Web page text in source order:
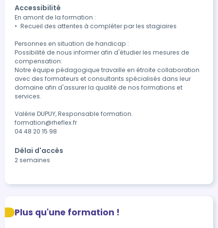
Accessibilité
En amont de la formation :
•	Recueil des attentes à compléter par les stagiaires
Personnes en situation de handicap :
Possibilité de nous informer afin d'étudier les mesures de
compensation:
Notre équipe pédagogique travaille en étroite collaboration
avec des formateurs et consultants spécialisés dans leur
domaine afin d'assurer la qualité de nos formations et
services.
Valérie DUPUY, Responsable formation.
formation@rheflex.fr
Délai d'accès
2 semaines
Plus qu'une formation !